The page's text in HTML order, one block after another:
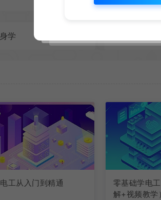
学
电工从入门到精通
零基础学电
解+视频教学）